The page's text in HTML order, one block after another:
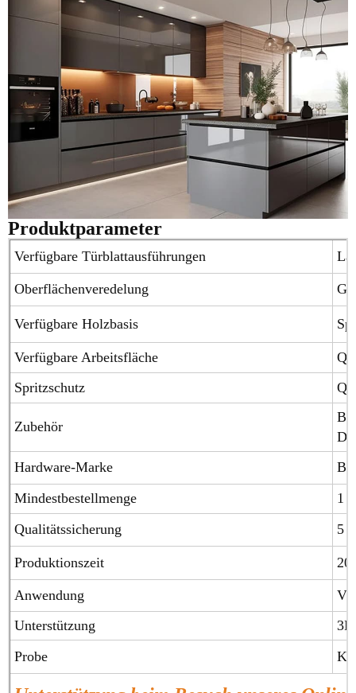
Produktparameter
Verfügbare Türblattausführungen
Oberflächenveredelung
Verfügbare Holzbasis
Verfügbare Arbeitsfläche
Spritzschutz
Zubehör
Hardware-Marke
Mindestbestellmenge
1
Qualitätssicherung
5
Produktionszeit
Anwendung
Unterstützung
Probe